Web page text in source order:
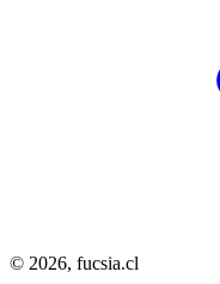
© 2026, fucsia.cl